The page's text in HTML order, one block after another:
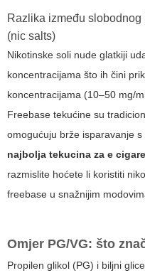
Razlika između
(nic salts)
Nikotinske soli nude glatkiji
koncentracijama što ih čini
koncentracijama (10–50 mg/
Freebase tekućine su
omogućuju brže isparavanje
najbolja tekucina za e
razmislite hoćete li koristiti
freebase u snažnijim
Omjer PG/VG: što
Propilen glikol (PG) i biljni